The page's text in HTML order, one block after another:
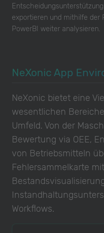
exportieren und mithilfe der
PowerBI weiter analysieren.
NeXonic App
NeXonic bietet eine
wesentlichen
Umfeld. Von der
Bewertung via OEE,
von Betriebsmitteln
Fehlersammelkarte
Workflows.